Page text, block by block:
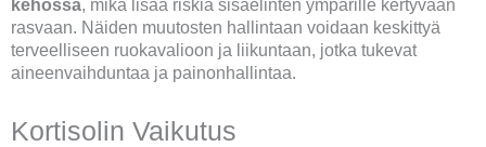
kehossa, mikä lisää riskiä sisäelinten ympärille kertyvään
rasvaan. Näiden muutosten hallintaan voidaan keskittyä
terveelliseen ruokavalioon ja liikuntaan, jotka tukevat
aineenvaihduntaa ja painonhallintaa.
Kortisolin Vaikutus